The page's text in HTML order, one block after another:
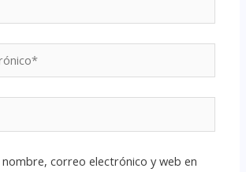
correo electrónico y web en